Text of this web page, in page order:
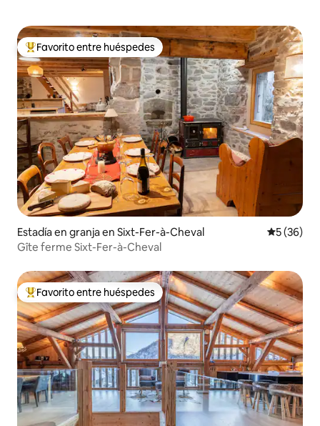
Favorito entre huéspedes preferido
Favorito entre huéspedes
Estadía en granja en Sixt-Fer-à-Cheval
5 (36)
Gîte ferme Sixt-Fer-à-Cheval
Favorito entre huéspedes preferido
Favorito entre huéspedes